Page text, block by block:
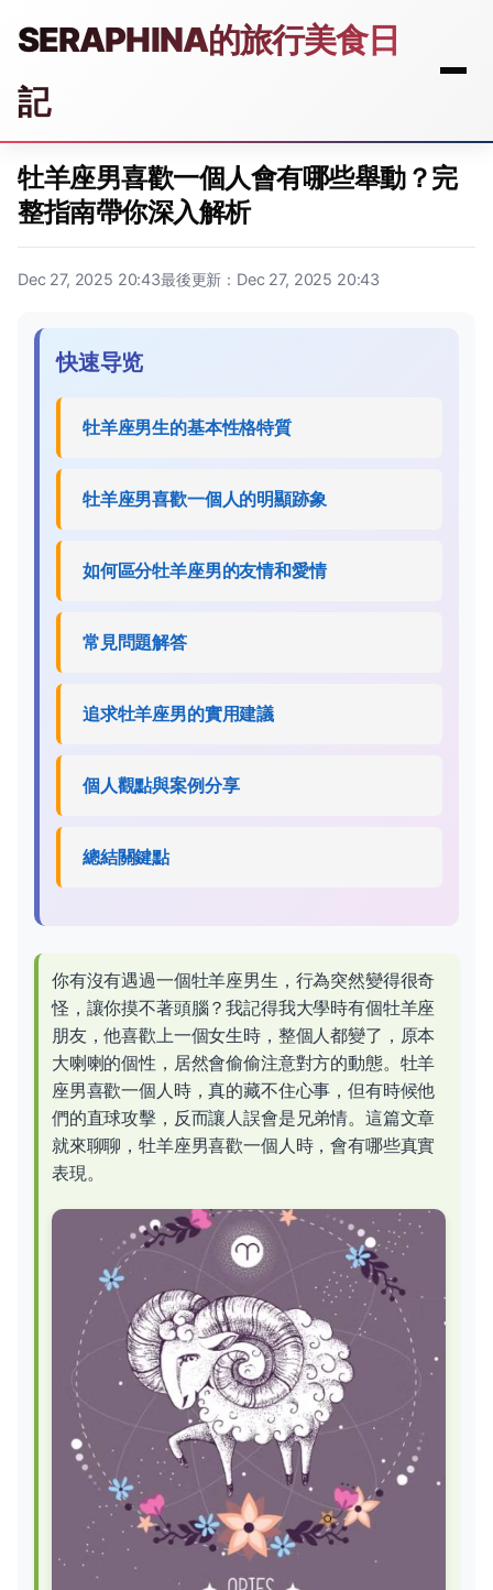
SERAPHINA的旅行美食日
記
牡羊座男喜歡一個人會有哪些舉動？完
整指南帶你深入解析
Dec 27, 2025 20:43最後更新：Dec 27, 2025 20:43
快速导览
牡羊座男生的基本性格特質
牡羊座男喜歡一個人的明顯跡象
如何區分牡羊座男的友情和愛情
常見問題解答
追求牡羊座男的實用建議
個人觀點與案例分享
總結關鍵點
你有沒有遇過一個牡羊座男生，行為突然變得很奇
怪，讓你摸不著頭腦？我記得我大學時有個牡羊座
朋友，他喜歡上一個女生時，整個人都變了，原本
大喇喇的個性，居然會偷偷注意對方的動態。牡羊
座男喜歡一個人時，真的藏不住心事，但有時候他
們的直球攻擊，反而讓人誤會是兄弟情。這篇文章
就來聊聊，牡羊座男喜歡一個人時，會有哪些真實
表現。